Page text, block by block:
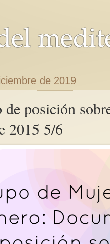
de 2019
posición
2015 5/6